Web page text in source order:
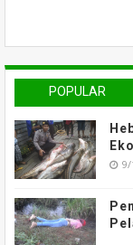
POPULAR
9/